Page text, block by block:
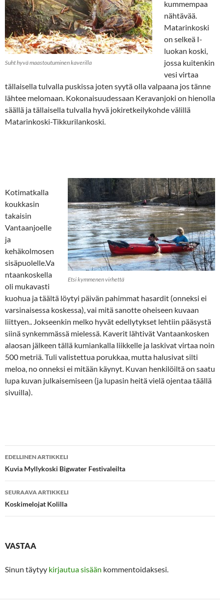
Suht hyvä maastoutuminen kaverilla
kummempaa
nähtävää.
Matarinkoski
on selkeä I-
luokan koski,
jossa kuitenkin
vesi virtaa
tällaisella tulvalla puskissa joten syytä olla valpaana jos tänne
lähtee melomaan. Kokonaisuudessaan Keravanjoki on hienolla
säällä ja tällaisella tulvalla hyvä jokiretkeilykohde välillä
Matarinkoski-Tikkurilankoski.
Etsi kymmenen virhettä
Kotimatkalla
koukkasin
takaisin
Vantaanjoelle
ja
kehäkolmosen
sisäpuolelle.Va
ntaankoskella
oli mukavasti
kuohua ja täältä löytyi päivän pahimmat hasardit (onneksi ei
varsinaisessa koskessa), vai mitä sanotte oheiseen kuvaan
liittyen.. Jokseenkin melko hyvät edellytykset lehtiin pääsystä
siinä synkemmässä mielessä. Kaverit lähtivät Vantaankosken
alaosan jälkeen tällä kumiankalla liikkelle ja laskivat virtaa noin
500 metriä. Tuli valistettua porukkaa, mutta halusivat silti
meloa, no onneksi ei mitään käynyt. Kuvan henkilöiltä on saatu
lupa kuvan julkaisemiseen (ja lupasin heitä vielä ojentaa täällä
sivuilla).
Artikkelien
selaus
EDELLINEN ARTIKKELI
Kuvia Myllykoski Bigwater Festivaleilta
SEURAAVA ARTIKKELI
Koskimelojat Kolilla
VASTAA
Sinun täytyy kirjautua sisään kommentoidaksesi.